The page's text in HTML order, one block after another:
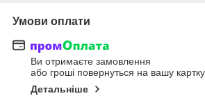
Умови оплати
Ви отримаєте замовлення
або гроші повернуться на вашу картку
Детальніше